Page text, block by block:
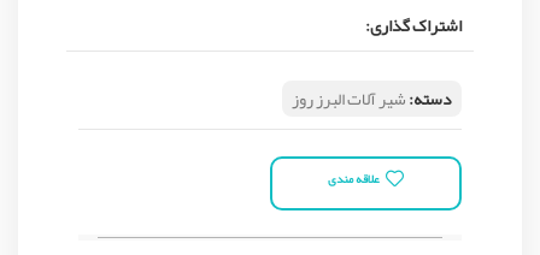
اشتراک گذاری:
دسته:شیر آلات البرز روز
علاقه مندی